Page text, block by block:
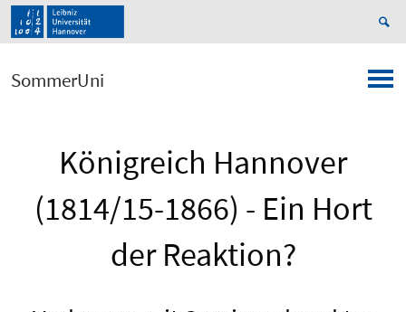
SommerUni
Königreich Hannover
(1814/15-1866) - Ein Hort
der Reaktion?